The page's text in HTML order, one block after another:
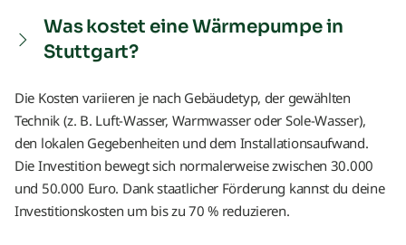
Was kostet eine Wärmepumpe in
Stuttgart?
Die Kosten variieren je nach Gebäudetyp, der gewählten
Technik (z. B. Luft-Wasser, Warmwasser oder Sole-Wasser),
den lokalen Gegebenheiten und dem Installationsaufwand.
Die Investition bewegt sich normalerweise zwischen 30.000
und 50.000 Euro. Dank staatlicher Förderung kannst du deine
Investitionskosten um bis zu 70 % reduzieren.